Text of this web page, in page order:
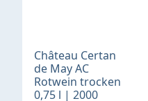
Château Certan
de May AC
Rotwein trocken
0,75 l | 2000